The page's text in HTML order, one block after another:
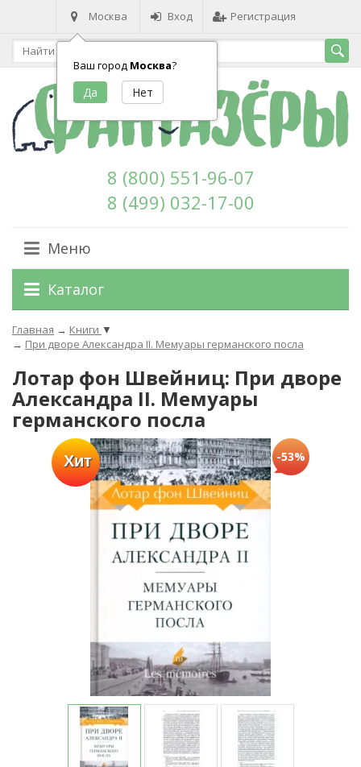
Москва
Ваш город Москва?
Вход Регистрация
8 (800) 551-96-07
8 (499) 032-17-00
Меню
Каталог
Главная → Книги ▼
→ При дворе Александра II. Мемуары германского посла
Лотар фон Швейниц: При дворе
Александра II. Мемуары
германского посла
Хит -53%